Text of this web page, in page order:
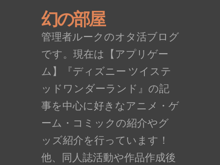
幻の部屋
管理者ルークのオタ活ブログ
です。現在は【アプリゲー
ム】『ディズニー ツイステ
ッドワンダーランド』の記
事を中心に好きなアニメ・ゲ
ーム・コミックの紹介やグ
ッズ紹介を行っています！
他、同人誌活動や作品作成後